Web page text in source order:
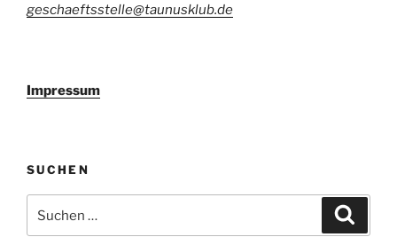
geschaeftsstelle@taunusklub.de
Impressum
SUCHEN
nach: